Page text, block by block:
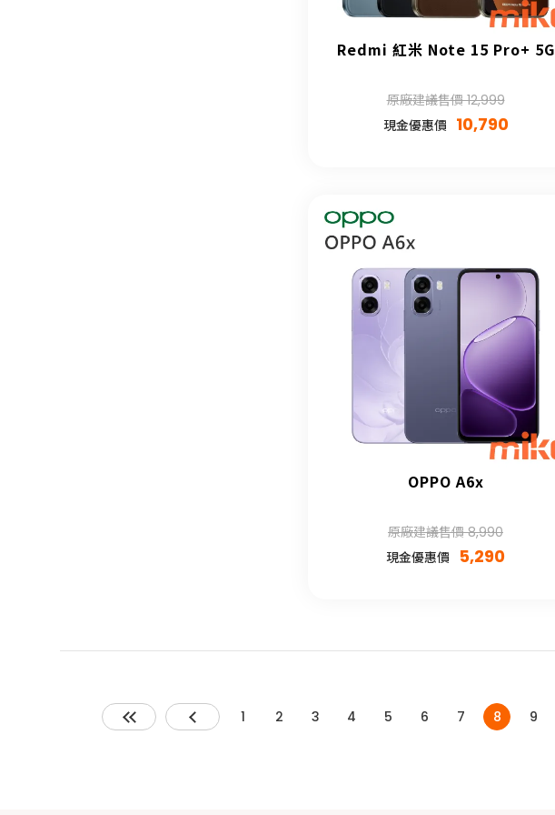
Redmi 紅米 Note 15 Pro+ 5G
原廠建議售價 12,999
現金優惠價 10,790
OPPO A6x
原廠建議售價 8,990
現金優惠價
5,290
1 2 3 4 5 6 7 8 9